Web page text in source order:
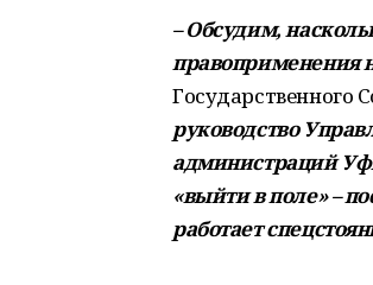
– Обсудим,
правоприменения
Государственного
руководство
администраций
«выйти в поле» –
работает